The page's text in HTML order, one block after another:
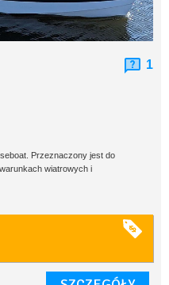
1
Przeznaczony jest do
wiatrowych i